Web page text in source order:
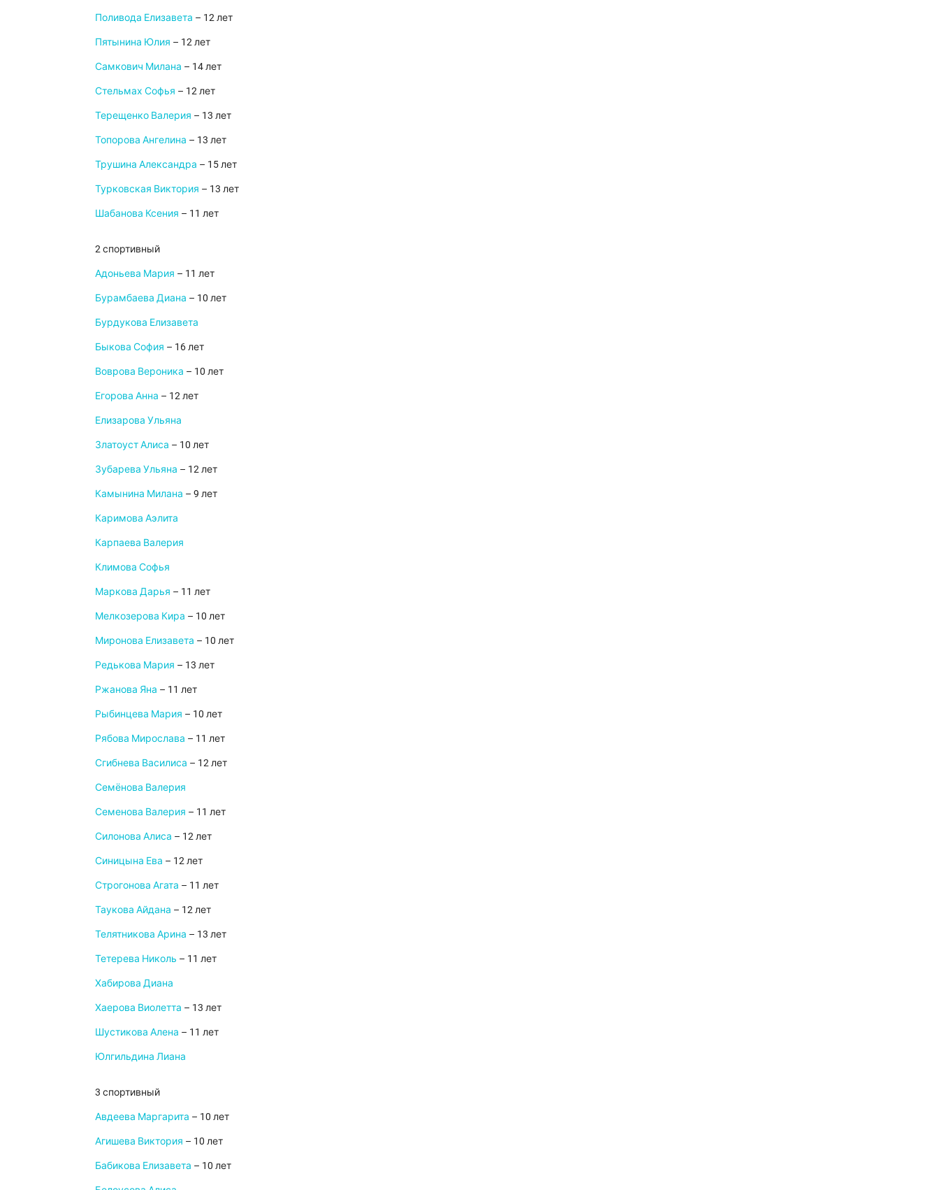
Поливода Елизавета – 12 лет
Пятынина Юлия – 12 лет
Самкович Милана – 14 лет
Стельмах Софья – 12 лет
Терещенко Валерия – 13 лет
Топорова Ангелина – 13 лет
Трушина Александра – 15 лет
Турковская Виктория – 13 лет
Шабанова Ксения – 11 лет
2 спортивный
Адоньева Мария – 11 лет
Бурамбаева Диана – 10 лет
Бурдукова Елизавета
Быкова София – 16 лет
Воврова Вероника – 10 лет
Егорова Анна – 12 лет
Елизарова Ульяна
Златоуст Алиса – 10 лет
Зубарева Ульяна – 12 лет
Камынина Милана – 9 лет
Каримова Аэлита
Карпаева Валерия
Климова Софья
Маркова Дарья – 11 лет
Мелкозерова Кира – 10 лет
Миронова Елизавета – 10 лет
Редькова Мария – 13 лет
Ржанова Яна – 11 лет
Рыбинцева Мария – 10 лет
Рябова Мирослава – 11 лет
Сгибнева Василиса – 12 лет
Семёнова Валерия
Семенова Валерия – 11 лет
Силонова Алиса – 12 лет
Синицына Ева – 12 лет
Строгонова Агата – 11 лет
Таукова Айдана – 12 лет
Телятникова Арина – 13 лет
Тетерева Николь – 11 лет
Хабирова Диана
Хаерова Виолетта – 13 лет
Шустикова Алена – 11 лет
Юлгильдина Лиана
3 спортивный
Авдеева Маргарита – 10 лет
Агишева Виктория – 10 лет
Бабикова Елизавета – 10 лет